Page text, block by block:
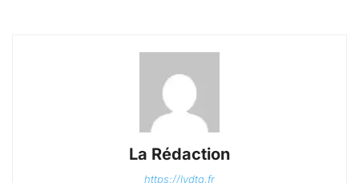
La Rédaction
https://lvdtg.fr